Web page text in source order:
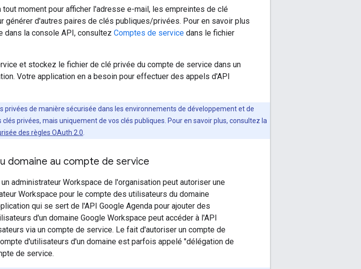
tout moment pour afficher l'adresse e-mail, les empreintes de clé
générer d'autres paires de clés publiques/privées. Pour en savoir plus
la console API, consultez Comptes de service dans le fichier
et stockez le fichier de clé privée du compte de service dans un
Votre application en a besoin pour effectuer des appels d'API
privées de manière sécurisée dans les environnements de développement et de
privées, mais uniquement de vos clés publiques. Pour en savoir plus, consultez la
des règles OAuth 2.0
domaine au compte de service
administrateur Workspace de l'organisation peut autoriser une
Workspace pour le compte des utilisateurs du domaine
qui se sert de l'API Google Agenda pour ajouter des
d'un domaine Google Workspace peut accéder à l'API
via un compte de service. Le fait d'autoriser un compte de
d'utilisateurs d'un domaine est parfois appelé "délégation de
de service.